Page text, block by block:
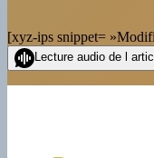
[xyz-ips snippet=
Lecture audio de l